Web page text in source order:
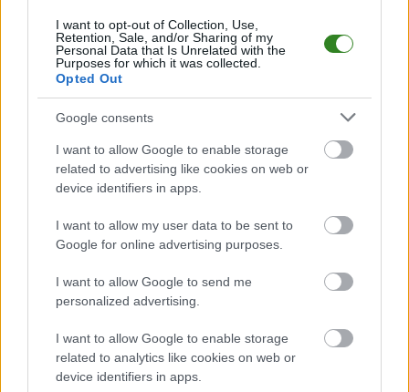
I want to opt-out of Collection, Use,
Retention, Sale, and/or Sharing of my
Personal Data that Is Unrelated with the
Purposes for which it was collected.
Opted Out
Google consents
I want to allow Google to enable storage
related to advertising like cookies on web or
device identifiers in apps.
I want to allow my user data to be sent to
Google for online advertising purposes.
I want to allow Google to send me
personalized advertising.
I want to allow Google to enable storage
related to analytics like cookies on web or
device identifiers in apps.
Roztocze Narolprzystępuje do tego spotkania w roli gospodarza. Jak
drużyna radzi sobie w sezonie 2025/2026 rozgrywek Jarosław > Klasa A
Lubaczów przed własną publicznością? Na tej stronie możecie zobaczyć
tabelę uwzględniającą tylko mecze u siebie. W tabeli biorącej pod uwagę
tylko mecze wyjazdowe możecie natomiast sprawdzić jak spisuje się klub
Huragan Basznia Dolna.
Jarosław > Klasa A Lubaczów - sytuacja w tabeli
Przed meczami 16. kolejki - Jarosław > Klasa A Lubaczów gospodarze
(Roztocze Narol) zajmują14. miejsce
Poniżej znajdziesz także ostatnie mecze obu drużyn oraz statystyki
bramkowe.
Roztocze Narol vs. Huragan Basznia Dolna - relacja, wynik na
żywo, transmisja
Wynik meczu Roztocze Narol - Huragan Basznia Dolna znajdziesz na
naszej stronie zaraz po jego zakończeniu. Jeżeli szukasz informacji
meczowych, zajrzyj tutaj:Roztocze Narol vs. Huragan Basznia Dolna
- wynik, składy, strzelcy
Jeżeli w internecie lub TV dostępna jest